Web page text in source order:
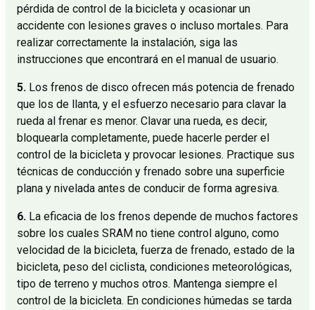
pérdida de control de la bicicleta y ocasionar un
accidente con lesiones graves o incluso mortales. Para
realizar correctamente la instalación, siga las
instrucciones que encontrará en el manual de usuario.
5. Los frenos de disco ofrecen más potencia de frenado
que los de llanta, y el esfuerzo necesario para clavar la
rueda al frenar es menor. Clavar una rueda, es decir,
bloquearla completamente, puede hacerle perder el
control de la bicicleta y provocar lesiones. Practique sus
técnicas de conducción y frenado sobre una superficie
plana y nivelada antes de conducir de forma agresiva.
6. La eficacia de los frenos depende de muchos factores
sobre los cuales SRAM no tiene control alguno, como
velocidad de la bicicleta, fuerza de frenado, estado de la
bicicleta, peso del ciclista, condiciones meteorológicas,
tipo de terreno y muchos otros. Mantenga siempre el
control de la bicicleta. En condiciones húmedas se tarda